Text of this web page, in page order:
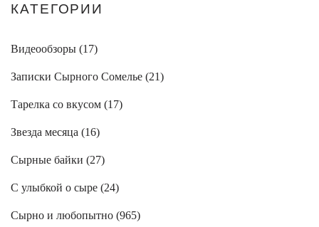
КАТЕГОРИИ
Видеообзоры (17)
Записки Сырного Сомелье (21)
Тарелка со вкусом (17)
Звезда месяца (16)
Сырные байки (27)
С улыбкой о сыре (24)
Сырно и любопытно (965)